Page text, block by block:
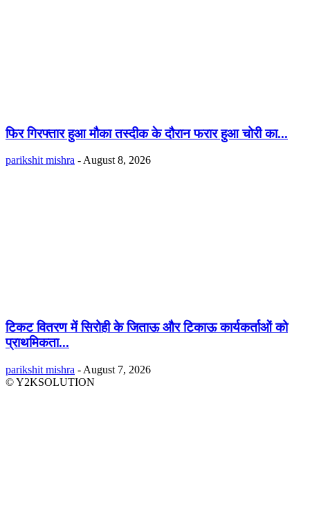
फिर गिरफ्तार हुआ मौका तस्दीक के दौरान फरार हुआ चोरी का...
parikshit mishra - August 8, 2026
टिकट वितरण में सिरोही के जिताऊ और टिकाऊ कार्यकर्ताओं को
प्राथमिकता...
parikshit mishra - August 7, 2026
© Y2KSOLUTION